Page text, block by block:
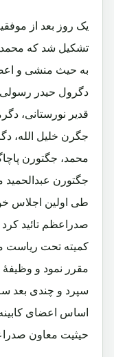
تشکیل شد که
به حیث منشی و
دگرول حیدر
قدیر نورستانی،
جگرن خلیل الله،
محمد، جگتورن
جگتورن عبدالحمید
طی اولین اجلاس
مقرر نمود و وظیفۀ
سپرد و چندی بعد سه
حیثیت معاون